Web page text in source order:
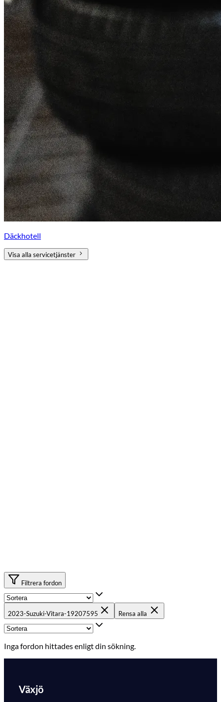
Däckhotell
Visa alla servicetjänster
Filtrera fordon
2023-Suzuki-Vitara-19207595 Rensa alla
Inga fordon hittades enligt din sökning.
Växjö